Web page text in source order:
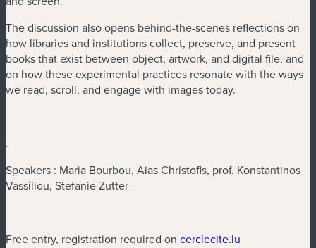
The discussion also opens behind-the-scenes reflections on
how libraries and institutions collect, preserve, and present
books that exist between object, artwork, and digital file, and
on how these experimental practices resonate with the ways
we read, scroll, and engage with images today.
.
Speakers : Maria Bourbou, Aias Christofis, prof. Konstantinos
Vassiliou, Stefanie Zutter
Free entry, registration required on cerclecite.lu